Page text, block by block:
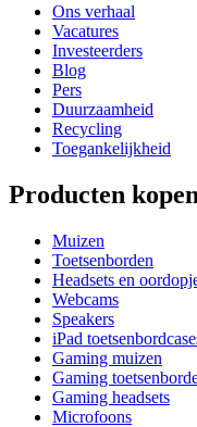
Ons verhaal
Vacatures
Investeerders
Blog
Pers
Duurzaamheid
Recycling
Toegankelijkheid
Producten kopen
Muizen
Toetsenborden
Headsets en
Webcams
Speakers
iPad
Gaming muizen
Gaming
Gaming headsets
Microfoons